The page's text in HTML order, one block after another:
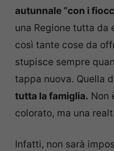
autunnale “con i
una Regione tutta da
così tante cose da
stupisce sempre
tappa nuova. Quella
tutta la famiglia. Non
colorato, ma una
Infatti, non sarà